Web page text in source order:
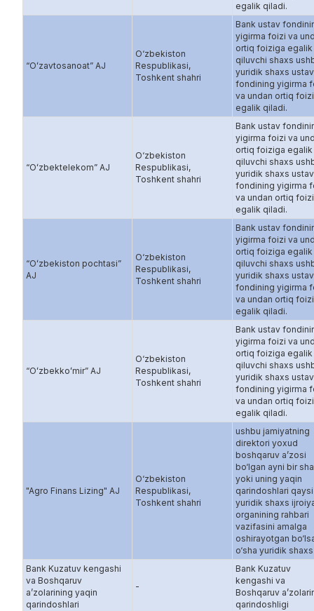
egalik qiladi.
“Oʻzavtosanoat” AJ
O‘zbekiston
Respublikasi,
Toshkent shahri
Bank ustav
yigirma foizi va
ortiq foiziga egalik
qiluvchi shaxs
yuridik shaxs ustav
fondining yigirma
va undan ortiq
egalik qiladi.
“Oʻzbektelekom” AJ
O‘zbekiston
Respublikasi,
Toshkent shahri
Bank ustav
yigirma foizi va
ortiq foiziga egalik
qiluvchi shaxs
yuridik shaxs ustav
fondining yigirma
va undan ortiq
egalik qiladi.
“Oʻzbekiston pochtasi”
AJ
O‘zbekiston
Respublikasi,
Toshkent shahri
Bank ustav
yigirma foizi va
ortiq foiziga egalik
qiluvchi shaxs
yuridik shaxs ustav
fondining yigirma
va undan ortiq
egalik qiladi.
“Oʻzbekkoʻmir” AJ
O‘zbekiston
Respublikasi,
Toshkent shahri
Bank ustav
yigirma foizi va
ortiq foiziga egalik
qiluvchi shaxs
yuridik shaxs ustav
fondining yigirma
va undan ortiq
egalik qiladi.
"Agro Finans Lizing" AJ
O‘zbekiston
Respublikasi,
Toshkent shahri
ushbu jamiyatning
direktori yoxud
boshqaruv a’zosi
bo‘lgan ayni bir
yoki uning yaqin
qarindoshlari qaysi
yuridik shaxs
organining rahbari
vazifasini amalga
oshirayotgan
o‘sha yuridik shaxs
Bank Kuzatuv kengashi
va Boshqaruv
a’zolarining yaqin
qarindoshlari
-
Bank Kuzatuv
kengashi va
Boshqaruv
qarindoshligi